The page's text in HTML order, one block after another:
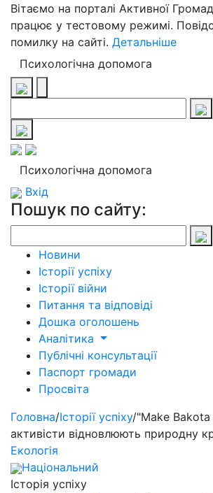
Вітаємо на порталі Активної
працює у тестовому режимі.
помилку на сайті. Детальніше
Психологічна допомога
Психологічна допомога
Вхід
Пошук по сайту:
Новини
Історії успіху
Історії війни
Питання та відповіді
Дошка оголошень
Аналітика
Публічні консультації
Паспорт громади
Просвіта
Головна/Історії успіху/"Make
активісти відновлюють природну
Екологія
Національний
Історія успіху